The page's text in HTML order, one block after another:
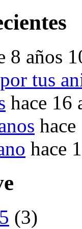
8 años
tus
hace 16
hace
(3)